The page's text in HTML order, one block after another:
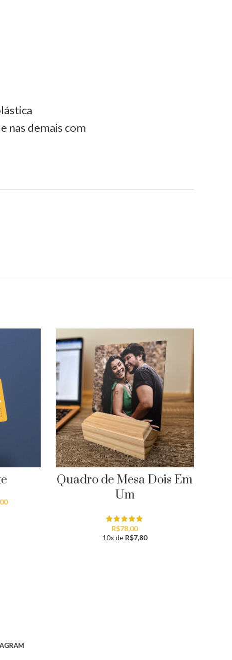
nas demais com
Faixa
Quadro de Mesa Dois Em
Um
R$78,00
10x de R$7,80